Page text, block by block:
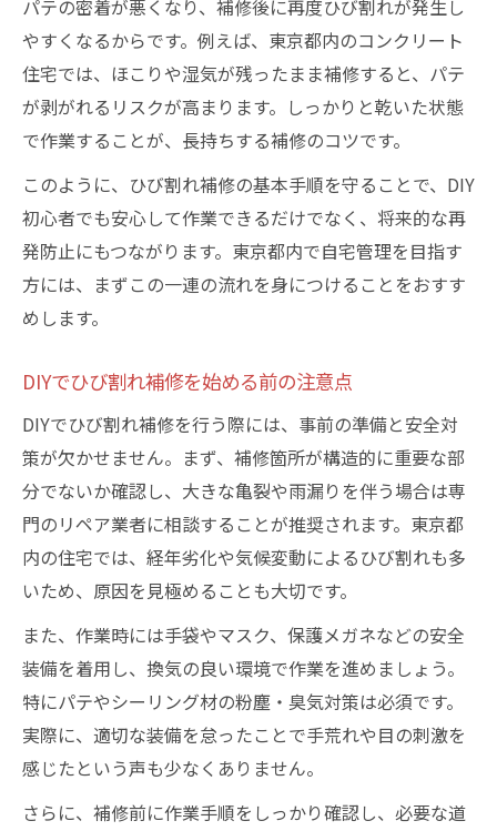
東京都内でDIY補修が注目される理由
東京都内でDIYひび割れ補修が人気の背景
リペア業者との違いとDIYの魅力を解説
補修費用を抑えるためのDIY活用術
ひび割れ補修で得られる安心感とは
東京都内住宅の補修需要が高まる要因
費用を抑えられるひび割れ補修の手順
コストを抑えるひび割れ補修の手順解説
リペア業者相場と比較した賢い補修法
補修材選びで費用を抑えるポイント
東京都内でもできる低コスト補修術
補修材選びから仕上げまで徹底解説
ひび割れ補修材の選び方と使い方のコツ
DIYで使いやすいおすすめ補修材とは
補修材ごとの特徴と仕上がりの違い
東京都内で人気の補修材活用術
リペア業者も使う補修材の選定ポイント
パテの密着が悪くなり、補修後に再度ひび割れが発生し
やすくなるからです。例えば、東京都内のコンクリート
住宅では、ほこりや湿気が残ったまま補修すると、パテ
が剥がれるリスクが高まります。しっかりと乾いた状態
で作業することが、長持ちする補修のコツです。
このように、ひび割れ補修の基本手順を守ることで、DIY
初心者でも安心して作業できるだけでなく、将来的な再
発防止にもつながります。東京都内で自宅管理を目指す
方には、まずこの一連の流れを身につけることをおすす
めします。
DIYでひび割れ補修を始める前の注意点
DIYでひび割れ補修を行う際には、事前の準備と安全対
策が欠かせません。まず、補修箇所が構造的に重要な部
分でないか確認し、大きな亀裂や雨漏りを伴う場合は専
門のリペア業者に相談することが推奨されます。東京都
内の住宅では、経年劣化や気候変動によるひび割れも多
いため、原因を見極めることも大切です。
また、作業時には手袋やマスク、保護メガネなどの安全
装備を着用し、換気の良い環境で作業を進めましょう。
特にパテやシーリング材の粉塵・臭気対策は必須です。
実際に、適切な装備を怠ったことで手荒れや目の刺激を
感じたという声も少なくありません。
さらに、補修前に作業手順をしっかり確認し、必要な道